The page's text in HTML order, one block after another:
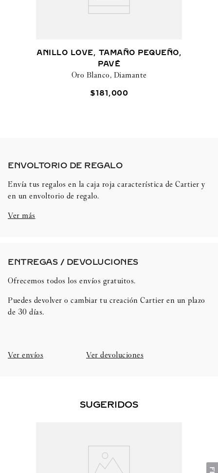
ANILLO LOVE, TAMAÑO PEQUEÑO,
PAVÉ
Oro Blanco, Diamante
$181 ,000
ENVOLTORIO DE REGALO​
Envía tus regalos en la caja roja característica de Cartier y
en un envoltorio de regalo.
Ver más
ENTREGAS / DEVOLUCIONES​
Ofrecemos todos los envíos gratuitos.
Puedes devolver o cambiar tu creación Cartier en un plazo
de 30 días.​
Ver envíos Ver devoluciones
SUGERIDOS